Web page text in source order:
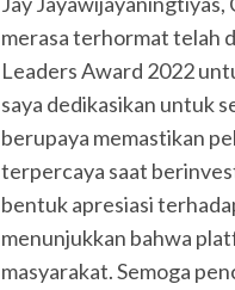
merasa terhormat telah
Leaders Award 2022
saya dedikasikan untuk
berupaya memastikan
terpercaya saat
bentuk apresiasi
menunjukkan bahwa
masyarakat. Semoga